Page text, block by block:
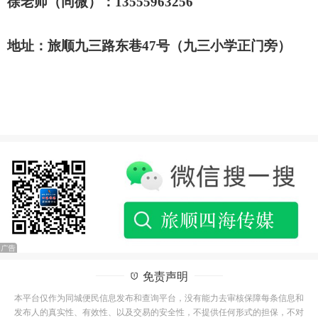
地址： 旅顺九三路东巷47号 （九三小学正门旁）
免责声明
本平台仅作为同城便民信息发布和查询平台，没有能力去审核保障每条信息和
发布人的真实性、有效性、以及交易的安全性，不提供任何形式的担保，不对